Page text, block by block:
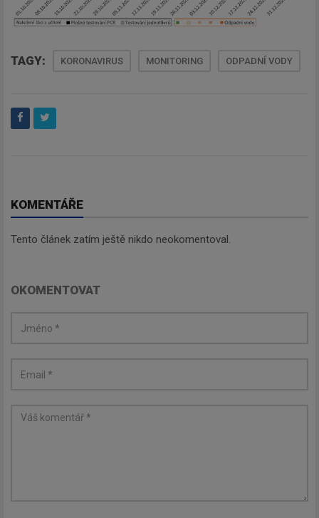
TAGY: KORONAVIRUS MONITORING ODPADNÍ VODY
KOMENTÁŘE
Tento článek zatím ještě nikdo neokomentoval.
OKOMENTOVAT